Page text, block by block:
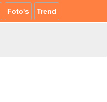
Foto's Trend